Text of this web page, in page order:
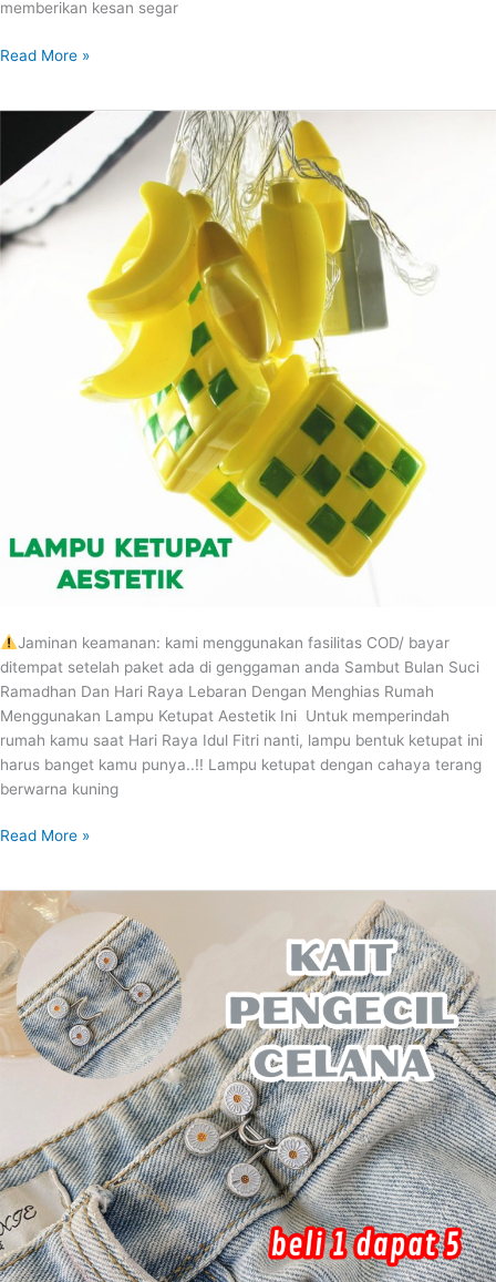
memberikan kesan segar
Read More »
Jaminan keamanan: kami menggunakan fasilitas COD/ bayar
ditempat setelah paket ada di genggaman anda Sambut Bulan Suci
Ramadhan Dan Hari Raya Lebaran Dengan Menghias Rumah
Menggunakan Lampu Ketupat Aestetik Ini Untuk memperindah
rumah kamu saat Hari Raya Idul Fitri nanti, lampu bentuk ketupat ini
harus banget kamu punya..!! Lampu ketupat dengan cahaya terang
berwarna kuning
KETUPAT
AESTETIK
Read More »
KAIT
PENGECIL
CELANA
BELI
1
DAPAT
5